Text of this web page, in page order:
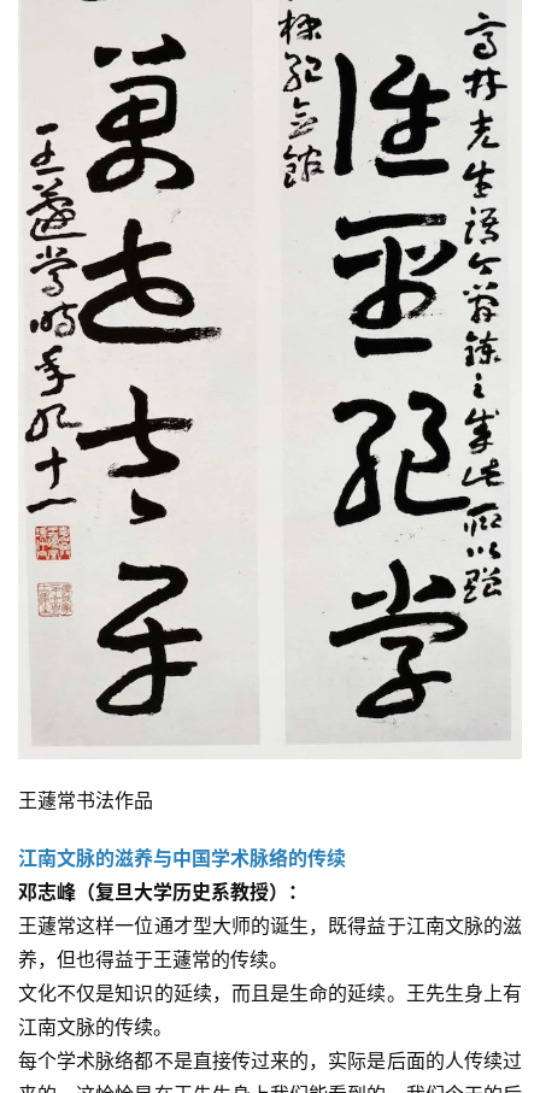
王蘧常书法作品
江南文脉的滋养与中国学术脉络的传续
邓志峰（复旦大学历史系教授）：
王蘧常这样一位通才型大师的诞生，既得益于江南文脉的滋
养，但也得益于王蘧常的传续。
文化不仅是知识的延续，而且是生命的延续。王先生身上有
江南文脉的传续。
每个学术脉络都不是直接传过来的，实际是后面的人传续过